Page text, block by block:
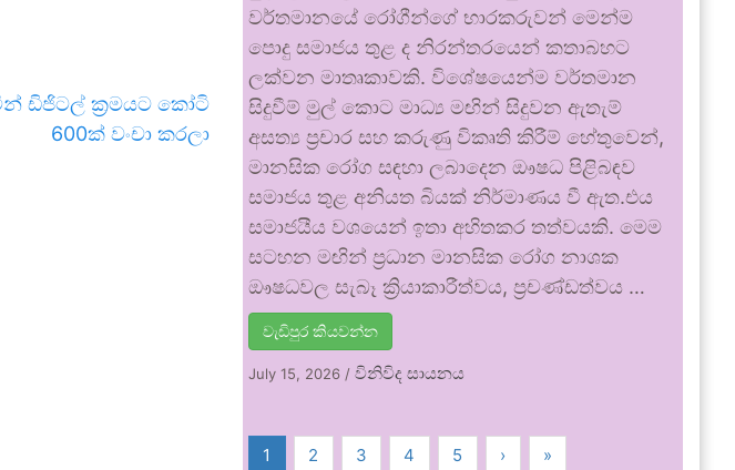
ඩිජිටල් ක්‍රමයට කෝටි
600ක් වංචා කරලා
වර්තමානයේ රෝගීන්ගේ භාරකරුවන් මෙන්ම
පොදු සමාජය තුළ ද නිරන්තරයෙන් කතාබහට
ලක්වන මාතෘකාවකි. විශේෂයෙන්ම වර්තමාන
සිදුවීම් මුල් කොට මාධ්‍ය මඟින් සිදුවන ඇතැම්
අසත්‍ය ප්‍රචාර සහ කරුණු විකෘති කිරීම් හේතුවෙන්,
මානසික රෝග සඳහා ලබාදෙන ඖෂධ පිළිබඳව
සමාජය තුළ අනියත බියක් නිර්මාණය වී ඇත.එය
සමාජයීය වශයෙන් ඉතා අහිතකර තත්වයකි. මෙම
සටහන මඟින් ප්‍රධාන මානසික රෝග නාශක
ඖෂධවල සැබෑ ක්‍රියාකාරීත්වය, ප්‍රචණ්ඩත්වය …
වැඩිපුර කියවන්න
July 15, 2026 /විනිවිද සායනය
1 2 3 4 5 › »